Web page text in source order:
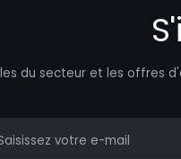
du secteur et les offres